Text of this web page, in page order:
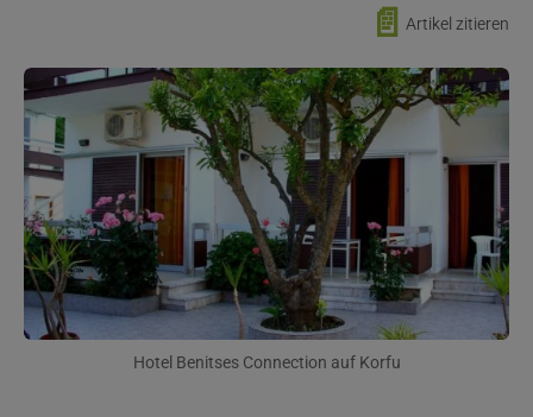
📄 Artikel zitieren
Hotel Benitses Connection auf Korfu